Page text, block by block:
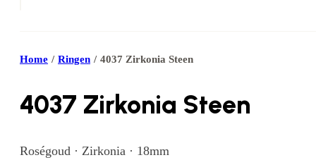
Home / Ringen / 4037 Zirkonia Steen
4037 Zirkonia Steen
Roségoud · Zirkonia · 18mm